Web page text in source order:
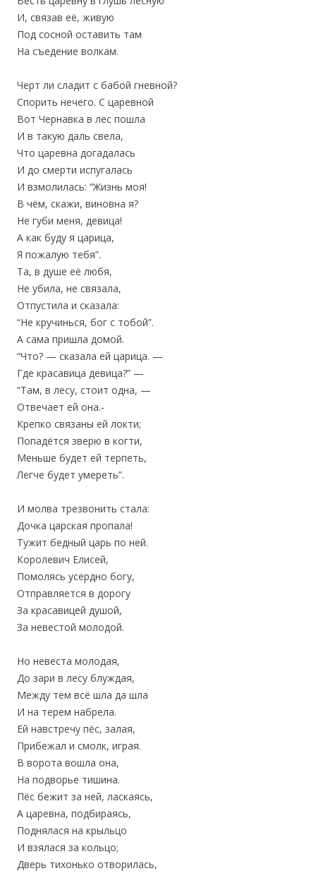
И, связав её, живую
Под сосной оставить там
На съедение волкам.
Черт ли сладит с бабой гневной?
Спорить нечего. С царевной
Вот Чернавка в лес пошла
И в такую даль свела,
Что царевна догадалась
И до смерти испугалась
И взмолилась: “Жизнь моя!
В чём, скажи, виновна я?
Не губи меня, девица!
А как буду я царица,
Я пожалую тебя”.
Та, в душе её любя,
Не убила, не связала,
Отпустила и сказала:
“Не кручинься, бог с тобой”.
А сама пришла домой.
“Что? — сказала ей царица. —
Где красавица девица?” —
“Там, в лесу, стоит одна, —
Отвечает ей она.-
Крепко связаны ей локти;
Попадётся зверю в когти,
Меньше будет ей терпеть,
Легче будет умереть”.
И молва трезвонить стала:
Дочка царская пропала!
Тужит бедный царь по ней.
Королевич Елисей,
Помолясь усердно богу,
Отправляется в дорогу
За красавицей душой,
За невестой молодой.
Но невеста молодая,
До зари в лесу блуждая,
Между тем всё шла да шла
И на терем набрела.
Ей навстречу пёс, залая,
Прибежал и смолк, играя.
В ворота вошла она,
На подворье тишина.
Пёс бежит за ней, ласкаясь,
А царевна, подбираясь,
Поднялася на крыльцо
И взялася за кольцо;
Дверь тихонько отворилась,